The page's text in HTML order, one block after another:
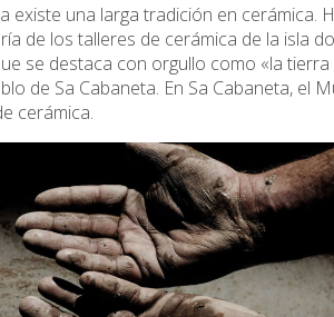
existe una larga tradición en cerámica.
de los talleres de cerámica de la isla
se destaca con orgullo como «la
de Sa Cabaneta. En Sa Cabaneta, el
cerámica.